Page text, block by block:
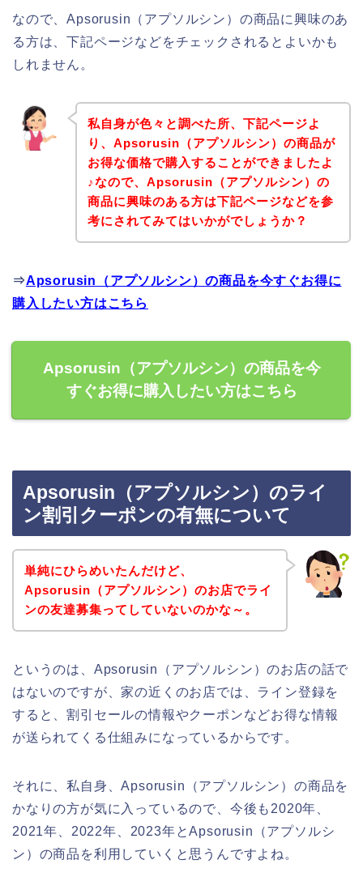
なので、Apsorusin（アプソルシン）の商品に興味のあ
る方は、下記ページなどをチェックされるとよいかも
しれません。
私自身が色々と調べた所、下記ページよ
り、Apsorusin（アプソルシン）の商品が
お得な価格で購入することができましたよ
♪なので、Apsorusin（アプソルシン）の
商品に興味のある方は下記ページなどを参
考にされてみてはいかがでしょうか？
⇒Apsorusin（アプソルシン）の商品を今すぐお得に
購入したい方はこちら
Apsorusin（アプソルシン）の商品を今
すぐお得に購入したい方はこちら
Apsorusin（アプソルシン）のライ
ン割引クーポンの有無について
単純にひらめいたんだけど、
Apsorusin（アプソルシン）のお店でライ
ンの友達募集ってしていないのかな～。
というのは、Apsorusin（アプソルシン）のお店の話で
はないのですが、家の近くのお店では、ライン登録を
すると、割引セールの情報やクーポンなどお得な情報
が送られてくる仕組みになっているからです。
それに、私自身、Apsorusin（アプソルシン）の商品を
かなりの方が気に入っているので、今後も2020年、
2021年、2022年、2023年とApsorusin（アプソルシ
ン）の商品を利用していくと思うんですよね。